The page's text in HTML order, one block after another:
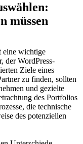
müssen
eine wichtige
der WordPress-
Ziele eines
zu finden, sollten
und gezielte
des Portfolios
die technische
des potenziellen